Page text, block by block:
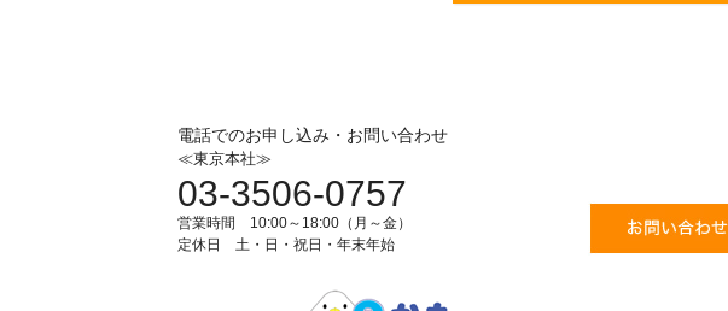
電話でのお申し込み・お問い合わせ
≪東京本社≫
03-3506-0757
営業時間 10:00～18:00（月～金）
定休日 土・日・祝日・年末年始